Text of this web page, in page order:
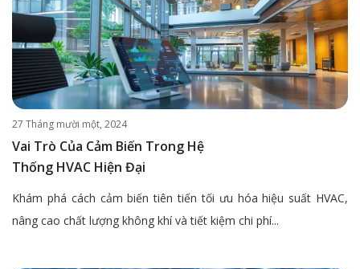
27 Tháng mười một, 2024
Vai Trò Của Cảm Biến Trong Hệ
Thống HVAC Hiện Đại
Khám phá cách cảm biến tiên tiến tối ưu hóa hiệu suất HVAC,
nâng cao chất lượng không khí và tiết kiệm chi phí...